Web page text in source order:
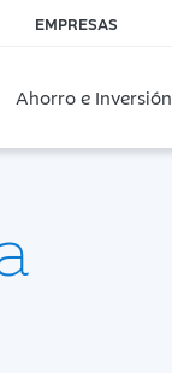
EMPRESAS
Ahorro e Inversión